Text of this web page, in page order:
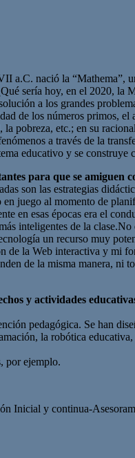
a.C. nació la
sería hoy, en el 2020,
a los grandes
de los números primos,
pobreza, etc.; en su
a través de la
educativo y se construye
para que se amiguen
son las estrategias
juego al momento de
esas épocas era el
inteligentes de la
un recurso muy
la Web interactiva y mi
de la misma manera, ni
y actividades
pedagógica. Se han
la robótica
por ejemplo.
Inicial y continua-